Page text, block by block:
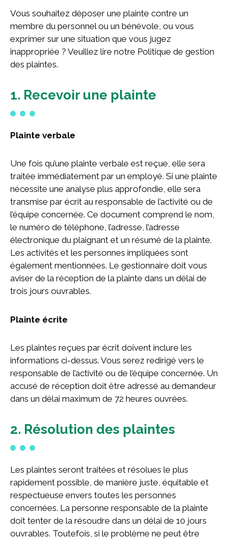
Fonds de jumelage des Bâtisseurs
Campagne annuelle
Campagnes des dernières années
À propos de la Fondation
Comité scientifique
Cercle de la relève
Rapports annuels
Reconnaissance de nos bénévoles
Nouvelles
ENGLISH
Rechercher :
Vous souhaitez déposer une plainte contre un
membre du personnel ou un bénévole, ou vous
exprimer sur une situation que vous jugez
inappropriée ? Veuillez lire notre Politique de gestion
des plaintes.
1. Recevoir une plainte
Plainte verbale
Une fois qu’une plainte verbale est reçue, elle sera
traitée immédiatement par un employé. Si une plainte
nécessite une analyse plus approfondie, elle sera
transmise par écrit au responsable de l’activité ou de
l’équipe concernée. Ce document comprend le nom,
le numéro de téléphone, l’adresse, l’adresse
électronique du plaignant et un résumé de la plainte.
Les activités et les personnes impliquées sont
également mentionnées. Le gestionnaire doit vous
aviser de la réception de la plainte dans un délai de
trois jours ouvrables.
Plainte écrite
Les plaintes reçues par écrit doivent inclure les
informations ci-dessus. Vous serez redirigé vers le
responsable de l’activité ou de l’équipe concernée. Un
accusé de réception doit être adressé au demandeur
dans un délai maximum de 72 heures ouvrées.
2. Résolution des plaintes
Les plaintes seront traitées et résolues le plus
rapidement possible, de manière juste, équitable et
respectueuse envers toutes les personnes
concernées. La personne responsable de la plainte
doit tenter de la résoudre dans un délai de 10 jours
ouvrables. Toutefois, si le problème ne peut être